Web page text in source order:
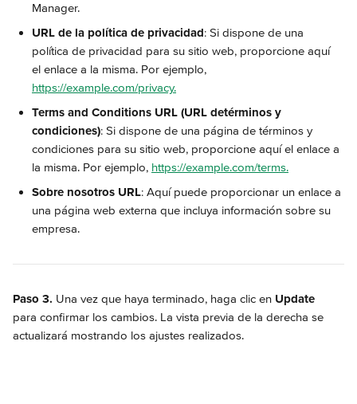
Manager.
URL de la política de privacidad: Si dispone de una
política de privacidad para su sitio web, proporcione aquí
el enlace a la misma. Por ejemplo,
https://example.com/privacy.
Terms and Conditions URL (URL detérminos y
condiciones): Si dispone de una página de términos y
condiciones para su sitio web, proporcione aquí el enlace a
la misma. Por ejemplo, https://example.com/terms.
Sobre nosotros URL: Aquí puede proporcionar un enlace a
una página web externa que incluya información sobre su
empresa.
Paso 3. Una vez que haya terminado, haga clic en Update
para confirmar los cambios. La vista previa de la derecha se
actualizará mostrando los ajustes realizados.